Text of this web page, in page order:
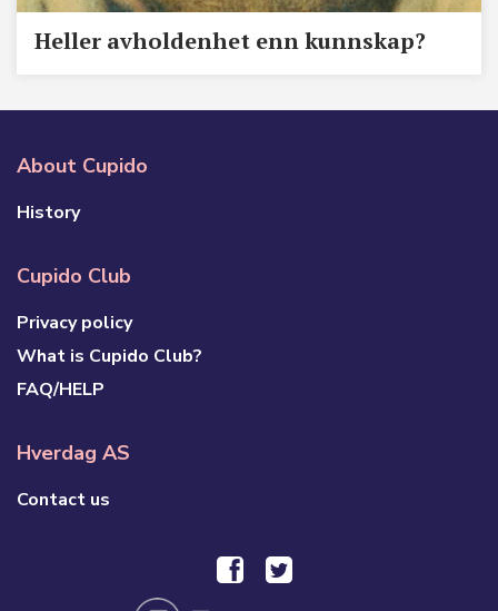
Heller avholdenhet enn kunnskap?
About Cupido
History
Cupido Club
Privacy policy
What is Cupido Club?
FAQ/HELP
Hverdag AS
Contact us